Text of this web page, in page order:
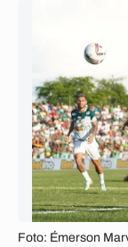
Foto: Émerson